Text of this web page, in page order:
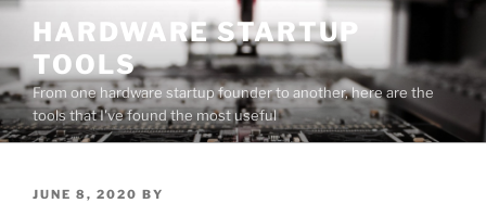
Skip
content
HARDWARE STARTUP
TOOLS
From one hardware startup founder to another, here are the
tools that I've found the most useful
POSTED
JUNE 8, 2020 BY